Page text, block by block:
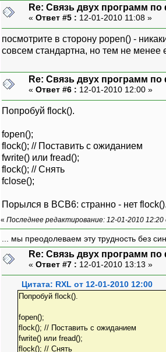
Re: Связь двух программ
« Ответ #5 : 12-01-2010 11:08 »
посмотрите в сторону popen() -
совсем стандартна, но тем не менее
Re: Связь двух программ
« Ответ #6 : 12-01-2010 12:00 »
Попробуй flock().
fopen();
flock(); // Поставить с ожиданием
fwrite() или fread();
flock(); // Снять
fclose();
Порылся в BCB6: странно - нет
« Последнее редактирование: 12-01-2010
... мы преодолеваем эту трудность без
Re: Связь двух программ
« Ответ #7 : 12-01-2010 13:13 »
Цитата: RXL от 12-01-2010 12:00
Попробуй flock().
fopen();
flock(); // Поставить с ожиданием
fwrite() или fread();
flock(); // Снять